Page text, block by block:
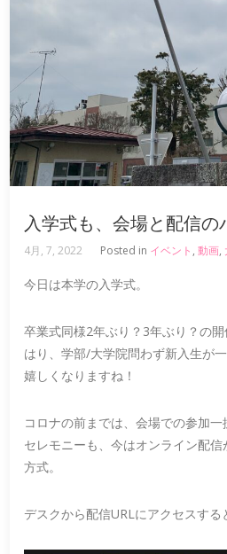
入学式も、会場と配信の
4月, 7, 2022 Posted in イベント,動画,
今日は本学の入学式。
卒業式同様2年ぶり？3年ぶり？の
はり、学部/大学院問わず新入生が
嬉しくなりますね！
コロナの前までは、会場での参加
セレモニーも、今はオンライン配
方式。
デスクから配信URLにアクセスする